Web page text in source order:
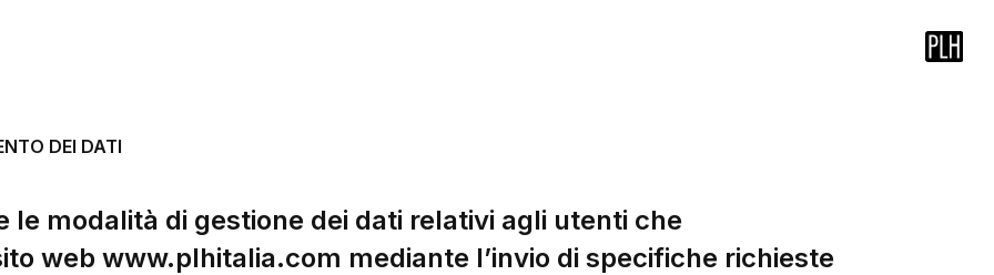
DEI DATI
le modalità di gestione dei dati relativi agli utenti che
web www.plhitalia.com mediante l’invio di specifiche richieste